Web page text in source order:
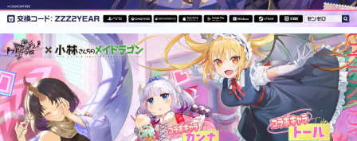
ピックアップ
電ファミのいま読まれている記事ランキング
アプリセール情報